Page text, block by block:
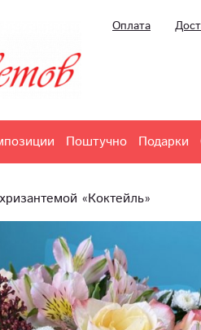
Оплата
Поштучно Подарки
«Коктейль»